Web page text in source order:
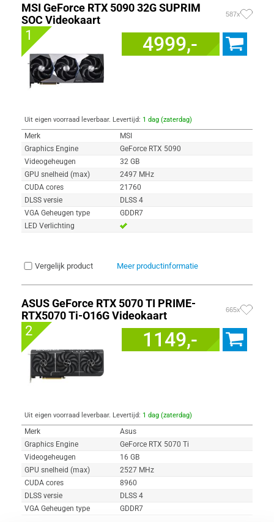
MSI GeForce RTX 5090 32G SUPRIM
SOC Videokaart
587x
1 4999,-
Uit eigen voorraad leverbaar. Levertijd: 1 dag (zaterdag)
Merk
MSI
Graphics Engine
GeForce RTX 5090
Videogeheugen
32 GB
GPU snelheid (max)
2497 MHz
CUDA cores
21760
DLSS versie
DLSS 4
VGA Geheugen type
GDDR7
LED Verlichting
Vergelijk product Meer productinformatie
ASUS GeForce RTX 5070 TI PRIME-
RTX5070 Ti-O16G Videokaart
665x
2 1149,-
Uit eigen voorraad leverbaar. Levertijd: 1 dag (zaterdag)
Merk
Asus
Graphics Engine
GeForce RTX 5070 Ti
Videogeheugen
16 GB
GPU snelheid (max)
2527 MHz
CUDA cores
8960
DLSS versie
DLSS 4
VGA Geheugen type
GDDR7